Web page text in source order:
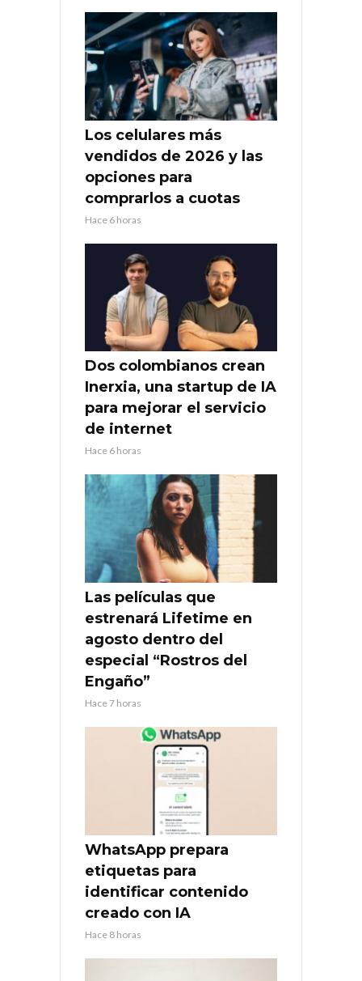
Los celulares más
vendidos de 2026 y las
opciones para
comprarlos a cuotas
Hace 6 horas
Dos colombianos crean
Inerxia, una startup de IA
para mejorar el servicio
de internet
Hace 6 horas
Las películas que
estrenará Lifetime en
agosto dentro del
especial “Rostros del
Engaño”
Hace 7 horas
WhatsApp prepara
etiquetas para
identificar contenido
creado con IA
Hace 8 horas